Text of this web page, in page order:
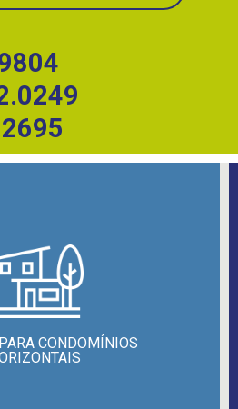
CONDOMÍNIOS